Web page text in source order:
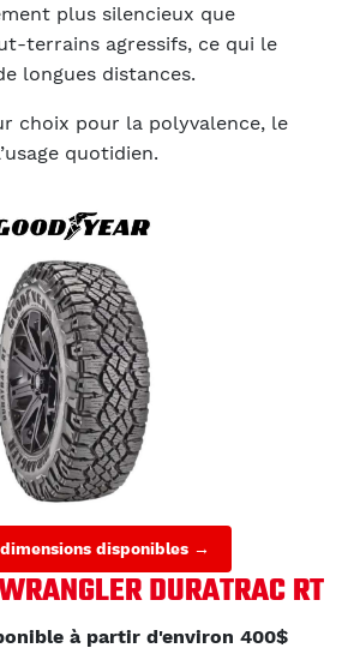
plus silencieux que
terrains agressifs, ce qui le
longues distances.
choix pour la polyvalence, le
quotidien.
disponibles →
DURATRAC RT
à partir d'environ 400$